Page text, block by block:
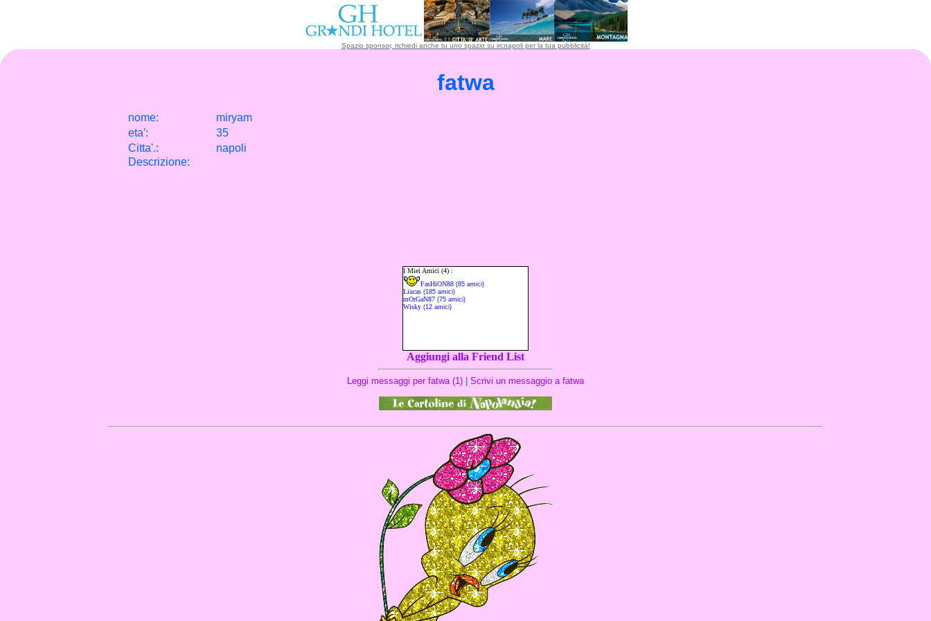
Spazio sponsor, richiedi anche tu uno spazio su ircnapoli per la tua pubblicità!
fatwa
nome:
miryam
eta':
35
Citta'.:
napoli
Descrizione:
Aggiungi alla Friend List
Leggi messaggi per fatwa (1) Scrivi un messaggio a fatwa